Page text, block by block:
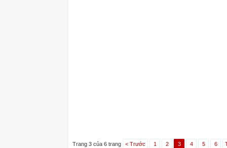
Trang 3 của 6 trang < Trước 1 2 3 4 5 6